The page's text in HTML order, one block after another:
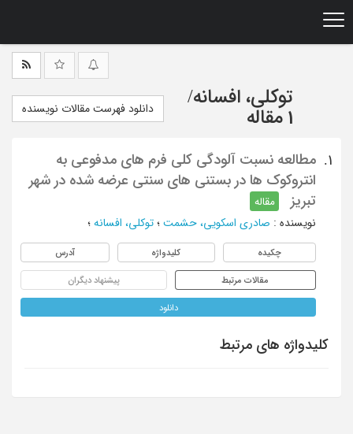
توکلی، افسانه/
1 مقاله
دانلود فهرست مقالات نویسنده
1.
مطالعه نسبت آلودگی کلی فرم های مدفوعی به
انتروکوک ها در بستنی های سنتی عرضه شده در شهر
تبریز
مقاله
نویسنده : صادری اسکویی، حشمت ؛ توکلی، افسانه ؛
چکیده کلیدواژه آدرس
مقالات مرتبط پیشنهاد دیگران
دانلود
کلیدواژه های مرتبط